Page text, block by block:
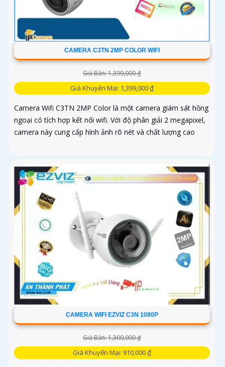
CAMERA C3TN 2MP COLOR WIFI
Giá Bán: 1,399,000 ₫
Giá Khuyến Mại: 1,399,000 ₫
Camera Wifi C3TN 2MP Color là một camera giám sát hồng
ngoại có tích hợp kết nối wifi. Với độ phân giải 2 megapixel,
camera này cung cấp hình ảnh rõ nét và chất lượng cao
CAMERA WIFI EZVIZ C3N 1080P
Giá Bán: 1,300,000 ₫
Giá Khuyến Mại: 910,000 ₫